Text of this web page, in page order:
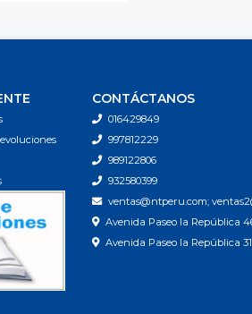
CONTÁCTANOS
016429849
997812229
989122806
932580399
ventas@ntperu.com;
Avenida Paseo la República
Avenida Paseo la República